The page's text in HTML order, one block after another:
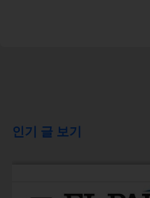
인기 글 보기